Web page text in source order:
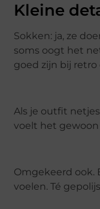
Kleine
Sokken: ja, ze
soms oogt het
goed zijn bij retro
Als je outfit
voelt het gewoon
Omgekeerd ook.
voelen. Té